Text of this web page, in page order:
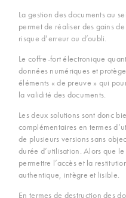
La gestion des documents au
permet de réaliser des gains
risque d’erreur ou d’oubli.
Le coffre-fort électronique
données numériques et
éléments « de preuve » qui
la validité des documents.
Les deux solutions sont donc
complémentaires en termes
de plusieurs versions sans
durée d’utilisation. Alors que
permettre l’accès et la
authentique, intègre et lisible.
En termes de destruction des